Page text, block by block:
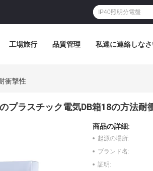
工場旅行 品質管理 私達に連絡しな
衝撃性
プラスチック電気DB箱18の方法耐
商品の詳細:
起源の場所:
ブランド名:
証明: